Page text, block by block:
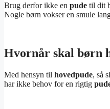
Brug derfor ikke en pude til dit
Nogle børn vokser en smule
Hvornår skal børn
Med hensyn til hovedpude, så
har ikke behov for en rigtig